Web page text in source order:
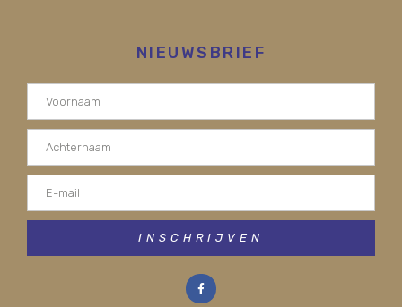
NIEUWSBRIEF
INSCHRIJVEN